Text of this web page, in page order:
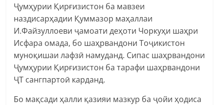
Ҷумҳурии Қирғизистон ба мавзеи
наздисарҳадии Қуммазор маҳаллаи
И.Файзуллоеви ҷамоати деҳоти Чоркуҳи шаҳри
Исфара омада, бо шаҳрвандони Тоҷикистон
муноқишаи лафзӣ намуданд. Сипас шаҳрвандони
Ҷумҳурии Қирғизистон ба тарафи шаҳрвандони
ҶТ сангпартоӣ карданд.
Бо мақсади ҳалли қазияи мазкур ба ҷойи ҳодиса